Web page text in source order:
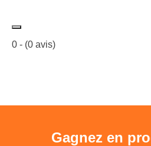
0 - (0 avis)
Gagnez en